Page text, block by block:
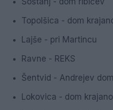
Topolšica - dom
Lajše - pri Martincu
Ravne - REKS
Šentvid - Andrejev
Lokovica - dom